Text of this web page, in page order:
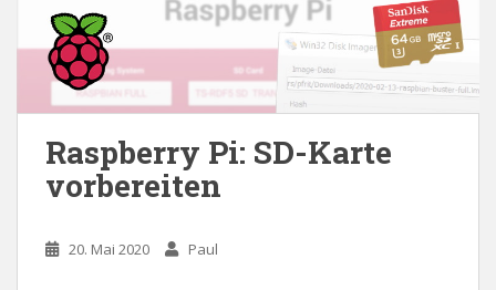
Raspberry Pi: SD-Karte
vorbereiten
20. Mai 2020 Paul